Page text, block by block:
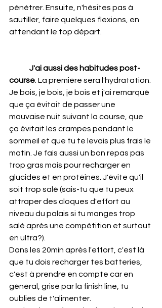
pénétrer. Ensuite, n'hésites pas à
sautiller, faire quelques flexions, en
attendant le top départ.
J'ai aussi des habitudes post-
course . La première sera l'hydratation.
Je bois, je bois, je bois et j'ai remarqué
que ça évitait de passer une
mauvaise nuit suivant la course, que
ça évitait les crampes pendant le
sommeil et que tu te levais plus frais le
matin. Je fais aussi un bon repas pas
trop gras mais pour recharger en
glucides et en protéines. J'évite qu'il
soit trop salé (sais-tu que tu peux
attraper des cloques d'effort au
niveau du palais si tu manges trop
salé après une compétition et surtout
en ultra?).
Dans les 20min après l'effort, c'est là
que tu dois recharger tes batteries,
c'est à prendre en compte car en
général, grisé par la finish line, tu
oublies de t'alimenter.